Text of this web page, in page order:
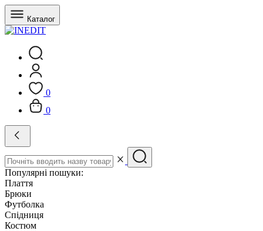
Каталог
0
0
Популярні пошуки:
Плаття
Брюки
Футболка
Спідниця
Костюм